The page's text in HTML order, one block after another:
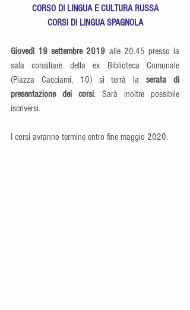
CORSO DI LINGUA E CULTURA RUSSA
CORSI DI LINGUA SPAGNOLA
Giovedì 19 settembre 2019 alle 20.45 presso la
sala consiliare della ex Biblioteca Comunale
(Piazza Cacciami, 10) si terrà la serata di
presentazione dei corsi. Sarà inoltre possibile
iscriversi.
I corsi avranno termine entro fine maggio 2020.